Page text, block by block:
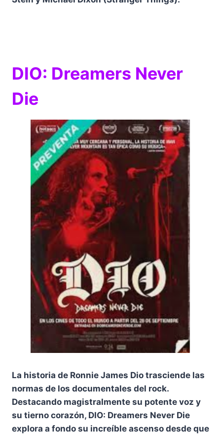
DIO: Dreamers Never
Die
La historia de Ronnie James Dio trasciende las
normas de los documentales del rock.
Destacando magistralmente su potente voz y
su tierno corazón, DIO: Dreamers Never Die
explora a fondo su increíble ascenso desde que